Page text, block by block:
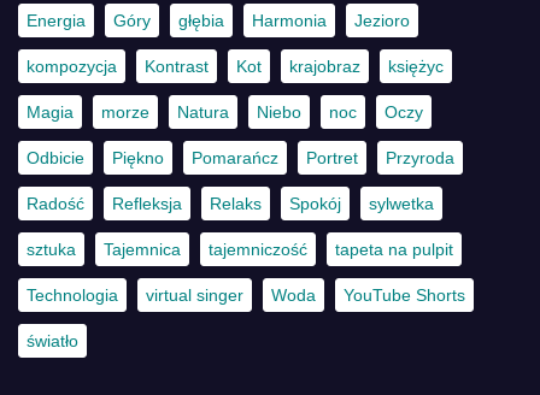
Energia Góry głębia Harmonia Jezioro
kompozycja Kontrast Kot krajobraz księżyc
Magia morze Natura Niebo noc Oczy
Odbicie Piękno Pomarańcz Portret Przyroda
Radość Refleksja Relaks Spokój sylwetka
sztuka Tajemnica tajemniczość tapeta na pulpit
Technologia virtual singer Woda YouTube Shorts
światło